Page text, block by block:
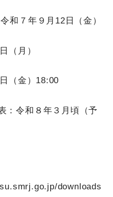
和７年９月12日（金）
（月）
（金）18:00
：令和８年３月頃（予
downloads